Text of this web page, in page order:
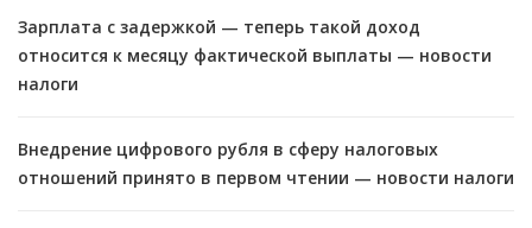
Зарплата с задержкой — теперь такой доход
относится к месяцу фактической выплаты — новости
налоги
Внедрение цифрового рубля в сферу налоговых
отношений принято в первом чтении — новости налоги